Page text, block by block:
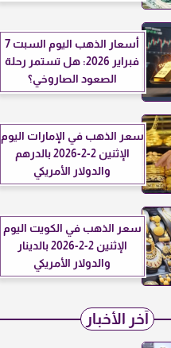
أسعار الذهب اليوم السبت 7
فبراير 2026: هل تستمر رحلة
الصعود الصاروخي؟
سعر الذهب في الإمارات اليوم
الإثنين 2-2-2026 بالدرهم
والدولار الأمريكي
سعر الذهب في الكويت اليوم
الإثنين 2-2-2026 بالدينار
والدولار الأمريكي
آخر الأخبار